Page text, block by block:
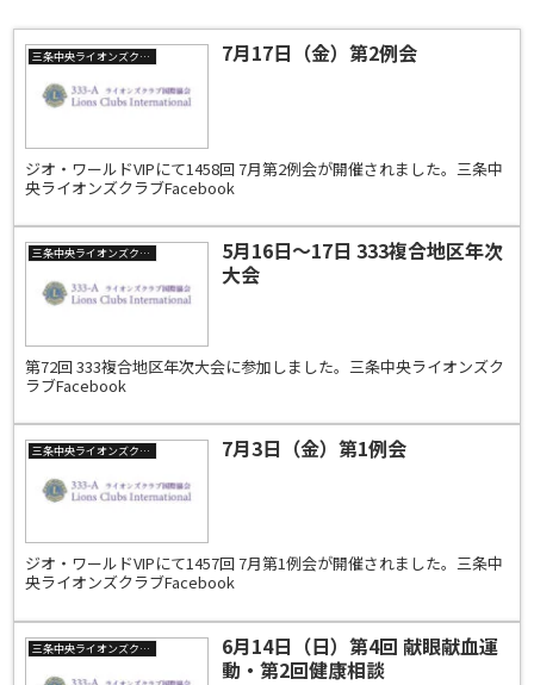
三条中央ライオンズクラブ 7月17日（金）第2例会
ジオ・ワールドVIPにて1458回 7月第2例会が開催されました。三条中
央ライオンズクラブFacebook
三条中央ライオンズクラブ
5月16日～17日 333複合地区年次
大会
第72回 333複合地区年次大会に参加しました。三条中央ライオンズク
ラブFacebook
三条中央ライオンズクラブ 7月3日（金）第1例会
ジオ・ワールドVIPにて1457回 7月第1例会が開催されました。三条中
央ライオンズクラブFacebook
三条中央ライオンズクラブ
6月14日（日）第4回 献眼献血運
動・第2回健康相談